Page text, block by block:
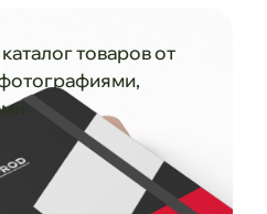
товаров от